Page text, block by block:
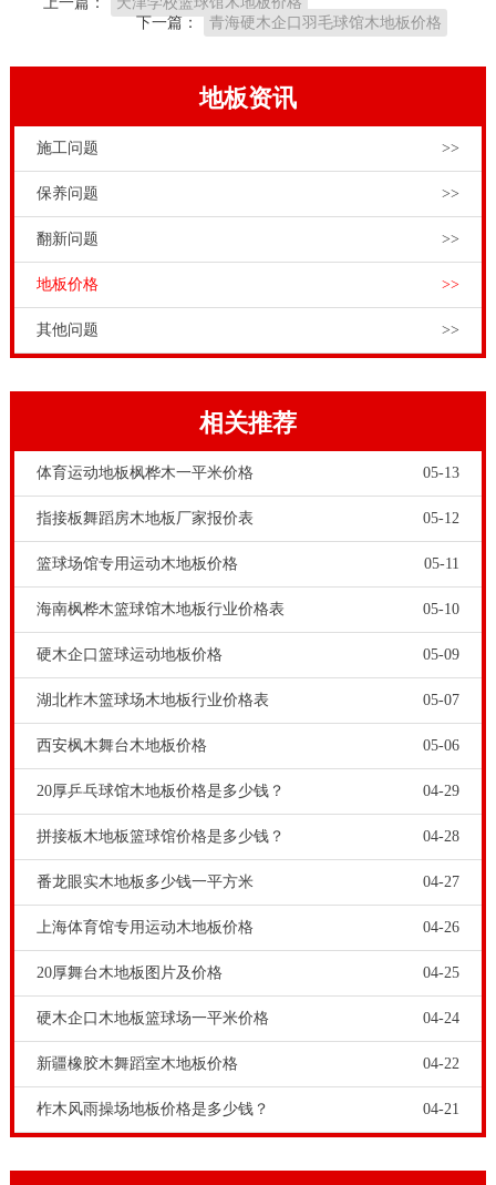
要依据健身运动展览馆的具体主要参数，购买较为适合
在我国健身运动木地板销售市场，健身运动木地板店家
罗斯远东地区建了木材产业基地，生产制造高品质枫
木。健身运动木地板生产厂家也有自身技术专业的安裝
更技术专业安心的服务项目，让运动场馆工程项目商和
招标方得到更温馨的售后服务感受。品牌健身运动木地
板商品，名优产品，技术专业安裝，确保售后服务。呼
主要是要留意木材购置的原产地，及其木材的运送和存
储，都是会危害健身运动木地板偏色。例如实木板花草
树木采伐后，在空气中裸露的時间长度，也确定了其材
料的颜色也不一样。运动场馆工程项目商和招标方应了
了。
不仅体育木地板必须 保养，演出舞台木地板也必须 保
养。可以说体育运动木地板保养，是体育运动场馆和剧
场演出舞台开展日常经营管理的一项主要工作中，并且
是至关重要的工作中。假如体育木地板和演出舞台木地
板发生产品质量问题，那麼体育运动场馆和剧场演出舞
台就需要止经营了。体育运动木地板保养是体育运动场
地的头等大事。篮球木地板价格-呼和浩特硬木企口体育
下一篇：
青海硬木企口羽毛球馆木地板价格
地板资讯
施工问题 >>
保养问题 >>
翻新问题 >>
地板价格 >>
其他问题 >>
相关推荐
体育运动地板枫桦木一平米价格 05-13
指接板舞蹈房木地板厂家报价表 05-12
篮球场馆专用运动木地板价格 05-11
海南枫桦木篮球馆木地板行业价格表 05-10
硬木企口篮球运动地板价格 05-09
湖北柞木篮球场木地板行业价格表 05-07
西安枫木舞台木地板价格 05-06
20厚乒乓球馆木地板价格是多少钱？ 04-29
拼接板木地板篮球馆价格是多少钱？ 04-28
番龙眼实木地板多少钱一平方米 04-27
上海体育馆专用运动木地板价格 04-26
20厚舞台木地板图片及价格 04-25
硬木企口木地板篮球场一平米价格 04-24
新疆橡胶木舞蹈室木地板价格 04-22
柞木风雨操场地板价格是多少钱？ 04-21